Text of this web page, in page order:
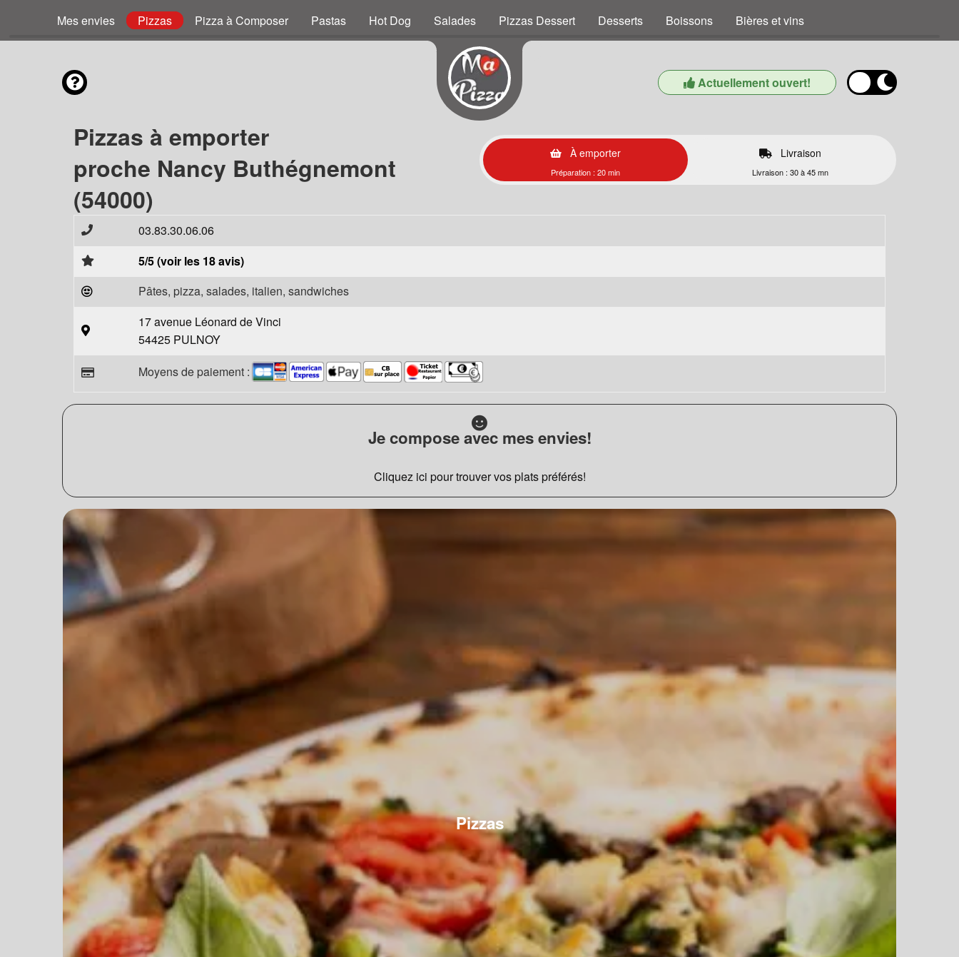
Mes envies Pizzas Pizza à Composer Pastas Hot Dog Salades Pizzas Dessert Desserts Boissons Bières et vins
Actuellement ouvert!
Pizzas à emporter
proche Nancy Buthégnemont
(54000)
À emporter
Préparation : 20 min
Livraison
Livraison : 30 à 45 mn
03.83.30.06.06
5/5 (voir les 18 avis)
Pâtes, pizza, salades, italien, sandwiches
17 avenue Léonard de Vinci
54425 PULNOY
Moyens de paiement :
Je compose avec mes envies!
Cliquez ici pour trouver vos plats préférés!
Pizzas